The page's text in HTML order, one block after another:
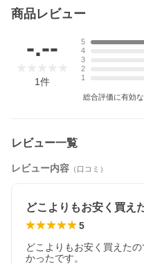
商品レビュー
-.--
1件
5
4
3
2
1
総合評価に有効
レビュー一覧
レビュー内容 （口コミ）
5
どこよりもお安く買えた
かったです。